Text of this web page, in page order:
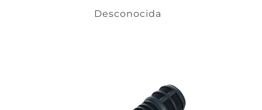
Desconocida